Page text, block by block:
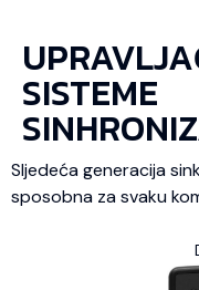
SISTEME
Sljedeća generacija
sposobna za svaku